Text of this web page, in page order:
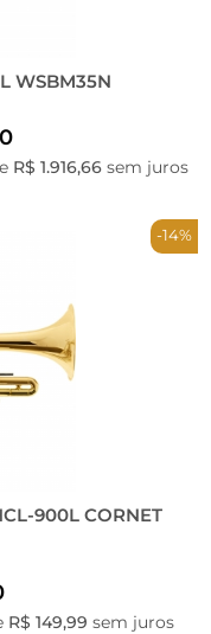
WSBM35N
R$ 1.916,66sem juros
-14%
900L CORNET
R$ 149,99 sem juros